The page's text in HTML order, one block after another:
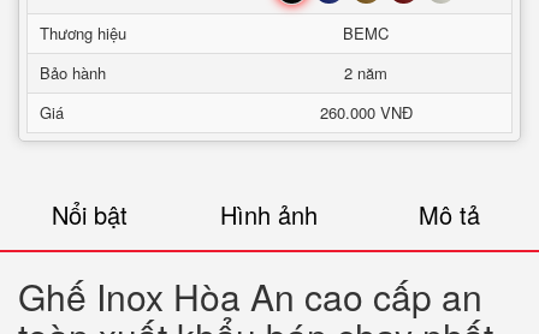
Thương hiệu
BEMC
Bảo hành
2 năm
Giá
260.000 VNĐ
Nổi bật Hình ảnh Mô tả
Ghế Inox Hòa An cao cấp an